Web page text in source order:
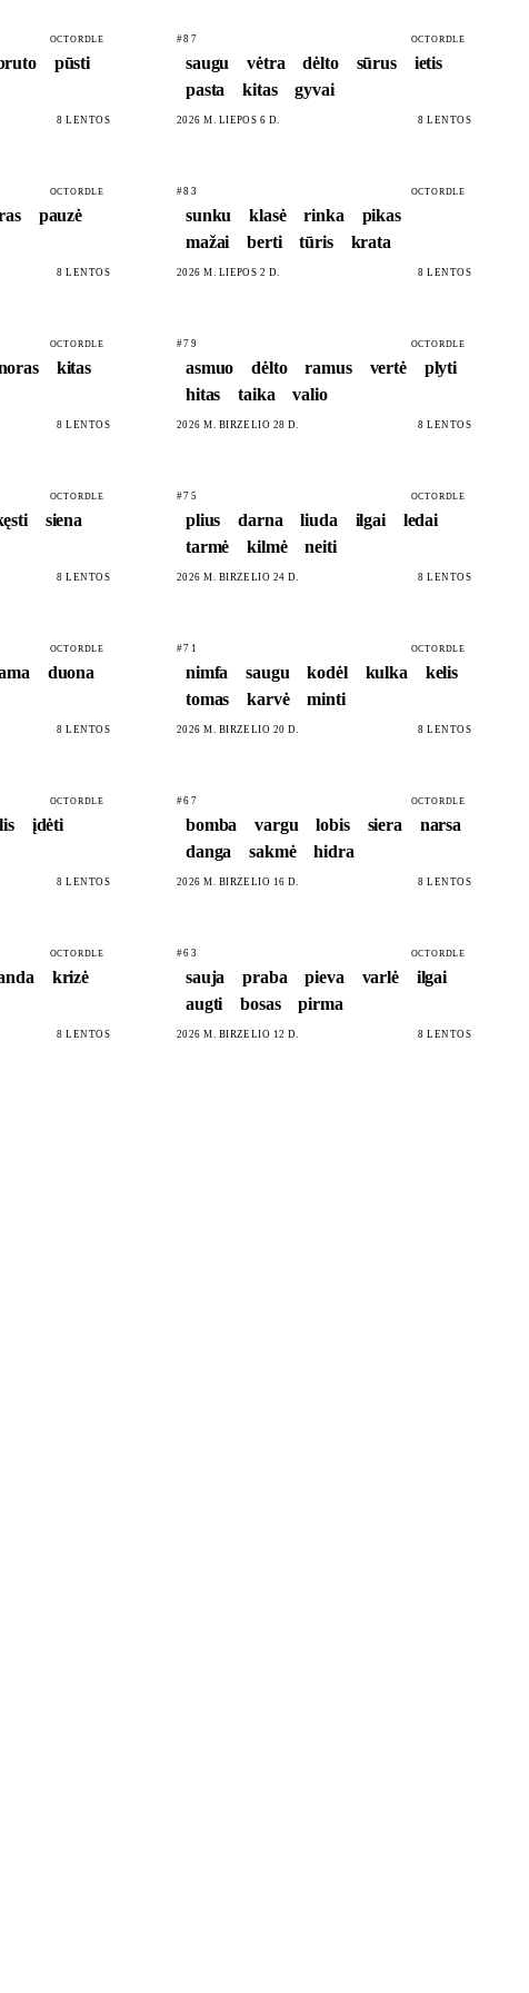
OCTORDLE
pūsti
8 LENTOS
#87 OCTORDLE
saugu vėtra dėlto sūrus
ietis
pasta
kitas gyvai
2026 M. LIEPOS 6 D. 8 LENTOS
OCTORDLE
pauzė
8 LENTOS
#83 OCTORDLE
sunku klasė rinka
pikas
mažai
berti tūris krata
2026 M. LIEPOS 2 D. 8 LENTOS
OCTORDLE
kitas
8 LENTOS
#79 OCTORDLE
asmuo dėlto ramus vertė
plyti
hitas
taika valio
2026 M. BIRŽELIO 28 D. 8 LENTOS
OCTORDLE
siena
8 LENTOS
#75 OCTORDLE
plius darna liuda ilgai
ledai
tarmė
kilmė neiti
2026 M. BIRŽELIO 24 D. 8 LENTOS
OCTORDLE
duona
8 LENTOS
#71 OCTORDLE
nimfa saugu kodėl kulka
kelis
tomas
karvė minti
2026 M. BIRŽELIO 20 D. 8 LENTOS
OCTORDLE
įdėti
8 LENTOS
#67 OCTORDLE
bomba vargu lobis siera
narsa
danga
sakmė hidra
2026 M. BIRŽELIO 16 D. 8 LENTOS
OCTORDLE
krizė
8 LENTOS
#63 OCTORDLE
sauja praba pieva varlė
ilgai
augti
bosas pirma
2026 M. BIRŽELIO 12 D. 8 LENTOS